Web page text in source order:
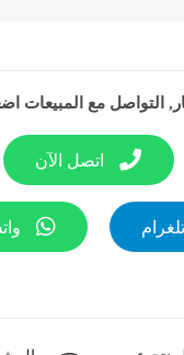
التواصل مع المبيعات
اتصل الآن
تلغرام